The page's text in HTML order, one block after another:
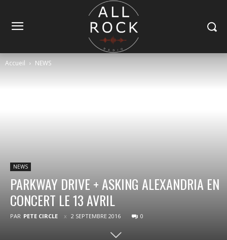
Accueil NEWS
NEWS
PARKWAY DRIVE + ASKING ALEXANDRIA EN
CONCERT LE 13 AVRIL
PAR PETE CIRCLE 2 SEPTEMBRE 2016 0